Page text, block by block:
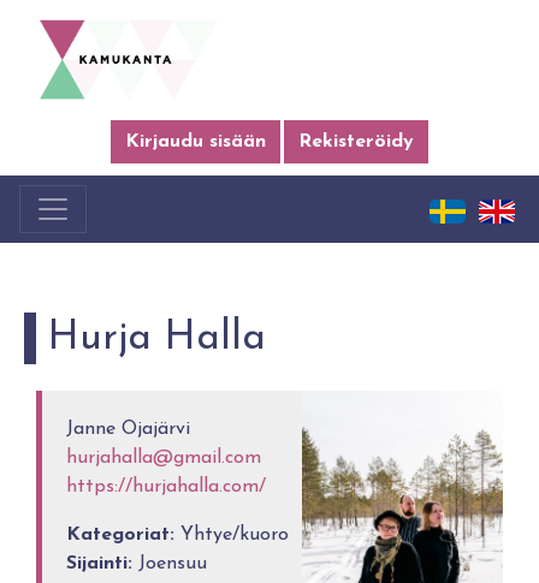
Kirjaudu sisään Rekisteröidy
Hurja Halla
Janne Ojajärvi
hurjahalla@gmail.com
https://hurjahalla.com/
Kategoriat: Yhtye/kuoro
Sijainti: Joensuu